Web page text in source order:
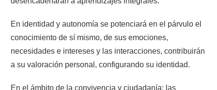
En identidad y autonomía se potenciará en el párvulo el
conocimiento de sí mismo, de sus emociones,
necesidades e intereses y las interacciones, contribuirán
a su valoración personal, configurando su identidad.
En el ámbito de la convivencia y ciudadanía: las